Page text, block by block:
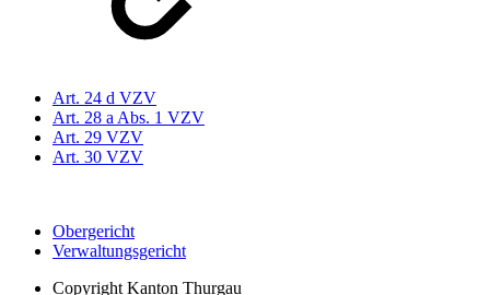
Art. 24 d VZV
Art. 28 a Abs. 1 VZV
Art. 29 VZV
Art. 30 VZV
Obergericht
Verwaltungsgericht
Copyright Kanton Thurgau